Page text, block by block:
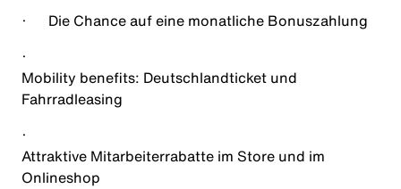
·
Die Chance auf eine monatliche Bonuszahlung
·
Mobility benefits: Deutschlandticket und
Fahrradleasing
·
Attraktive Mitarbeiterrabatte im Store und im
Onlineshop